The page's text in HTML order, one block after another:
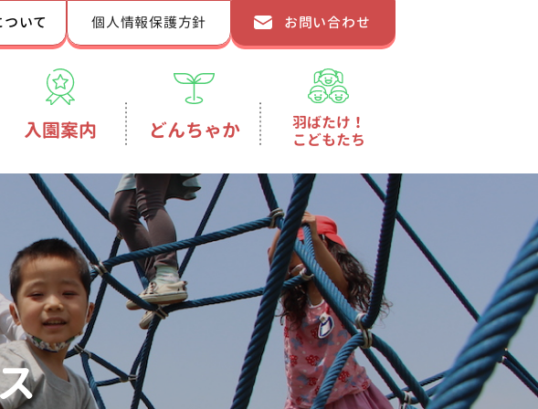
いて 個人情報保護方針 お問い合わせ
入園案内 どんちゃか
羽ばたけ！
こどもたち